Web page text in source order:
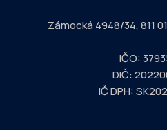
Zámocká 4948/34, 811
IČO:
DIČ:
IČ DPH: